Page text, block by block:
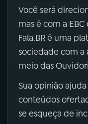
Você será
mas é com a
Fala.BR é uma
sociedade com
meio das
Sua opinião
conteúdos
se esqueça de